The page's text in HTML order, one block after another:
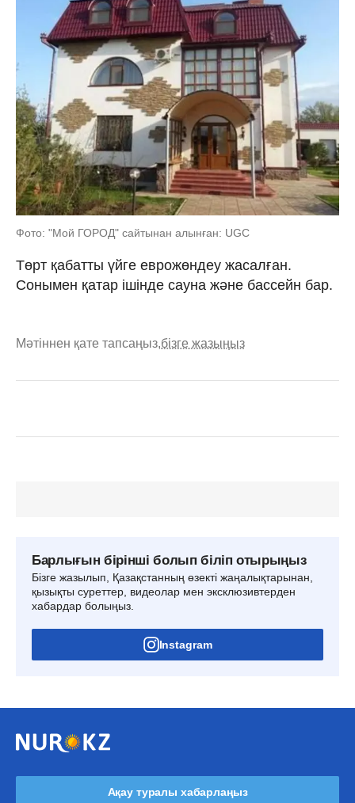
Фото: "Мой ГОРОД" сайтынан алынған: UGC
Төрт қабатты үйге еврожөндеу жасалған.
Сонымен қатар ішінде сауна және бассейн бар.
Мәтіннен қате тапсаңыз,бізге жазыңыз
Барлығын бірінші болып біліп отырыңыз
Бізге жазылып, Қазақстанның өзекті жаңалықтарынан,
қызықты суреттер, видеолар мен эксклюзивтерден
хабардар болыңыз.
Instagram
Ақау туралы хабарлаңыз